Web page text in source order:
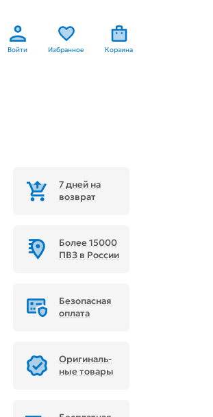
Войти Избранное Корзина
7 дней на
возврат
Более 15000
ПВЗ в России
Безопасная
оплата
Ори­ги­наль­
ные товары